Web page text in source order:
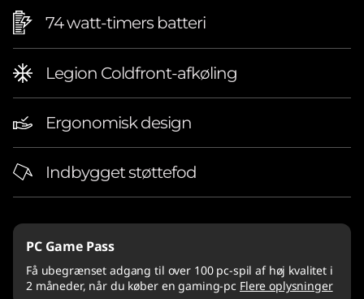
74 watt-timers batteri
Legion Coldfront-afkøling
Ergonomisk design
Indbygget støttefod
PC Game Pass
Få ubegrænset adgang til over 100 pc-spil af høj kvalitet i
2 måneder, når du køber en gaming-pc Flere oplysninger